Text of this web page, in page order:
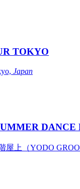
TOKYO
Japan
屋上（YODO